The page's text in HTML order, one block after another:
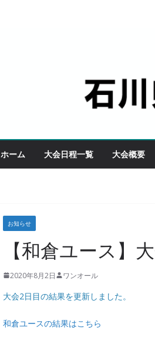
ホーム 大会日程一覧 大会概要
お知らせ
【和倉ユース】
2020年8月2日 ワンオール
大会2日目の結果を更新しました。
和倉ユースの結果はこちら